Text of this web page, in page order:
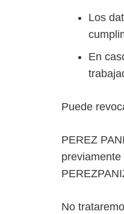
Los
En
Puede
PEREZ
No